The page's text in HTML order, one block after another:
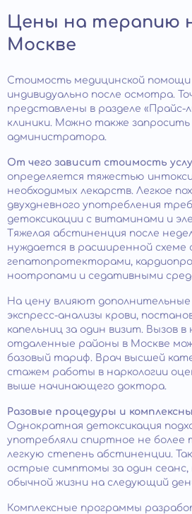
Цены на терапию
Москве
Стоимость медицинской
индивидуально после осмотра.
представлены в разделе «Прайс-
клиники. Можно также запросить
администратора.
От чего зависит стоимость
определяется тяжестью
необходимых лекарств. Легкое
двухдневного употребления
детоксикации с витаминами и
Тяжелая абстиненция после
нуждается в расширенной схеме
гепатопротекторами,
ноотропами и седативными
На цену влияют дополнительные
экспресс-анализы крови,
капельниц за один визит. Вызов в
отдаленные районы в Москве
базовый тариф. Врач высшей
стажем работы в наркологии
выше начинающего доктора.
Разовые процедуры и
Однократная детоксикация
употребляли спиртное не
легкую степень абстиненции.
острые симптомы за один сеанс,
обычной жизни на следующий
Комплексные программы